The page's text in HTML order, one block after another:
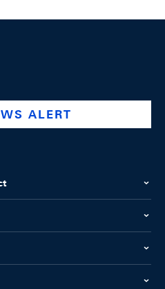
company/swiss-national-
@swissnationalbank
ALERT